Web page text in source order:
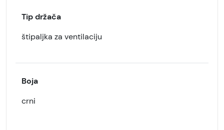
Tip držača
štipaljka za ventilaciju
Boja
crni